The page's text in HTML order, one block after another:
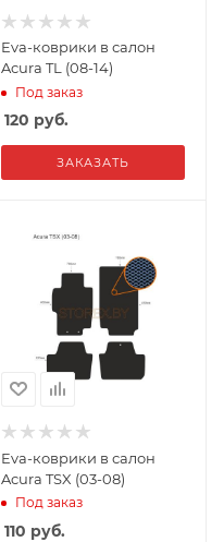
Eva-коврики в салон
Acura TL (08-14)
Под заказ
120 руб.
ЗАКАЗАТЬ
Eva-коврики в салон
Acura TSX (03-08)
Под заказ
110 руб.